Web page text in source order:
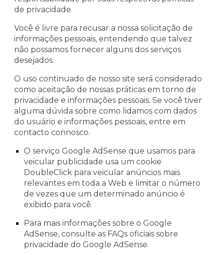
de privacidade.
Você é livre para recusar a nossa solicitação de
informações pessoais, entendendo que talvez
não possamos fornecer alguns dos serviços
desejados.
O uso continuado de nosso site será considerado
como aceitação de nossas práticas em torno de
privacidade e informações pessoais. Se você tiver
alguma dúvida sobre como lidamos com dados
do usuário e informações pessoais, entre em
contacto connosco.
O serviço Google AdSense que usamos para
veicular publicidade usa um cookie
DoubleClick para veicular anúncios mais
relevantes em toda a Web e limitar o número
de vezes que um determinado anúncio é
exibido para você.
Para mais informações sobre o Google
AdSense, consulte as FAQs oficiais sobre
privacidade do Google AdSense.